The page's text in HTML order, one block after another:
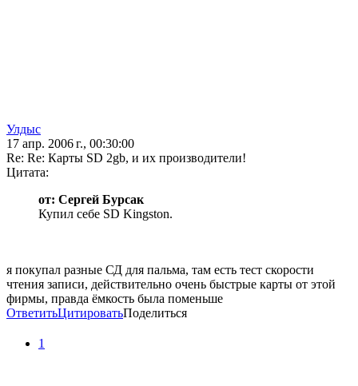
Улдыс
17 апр. 2006 г., 00:30:00
Re: Re: Карты SD 2gb, и их производители!
Цитата:
от: Сергей Бурсак
Купил себе SD Kingston.
я покупал разные СД для пальма, там есть тест скорости
чтения записи, действительно очень быстрые карты от этой
фирмы, правда ёмкость была поменьше
ОтветитьЦитироватьПоделиться
1